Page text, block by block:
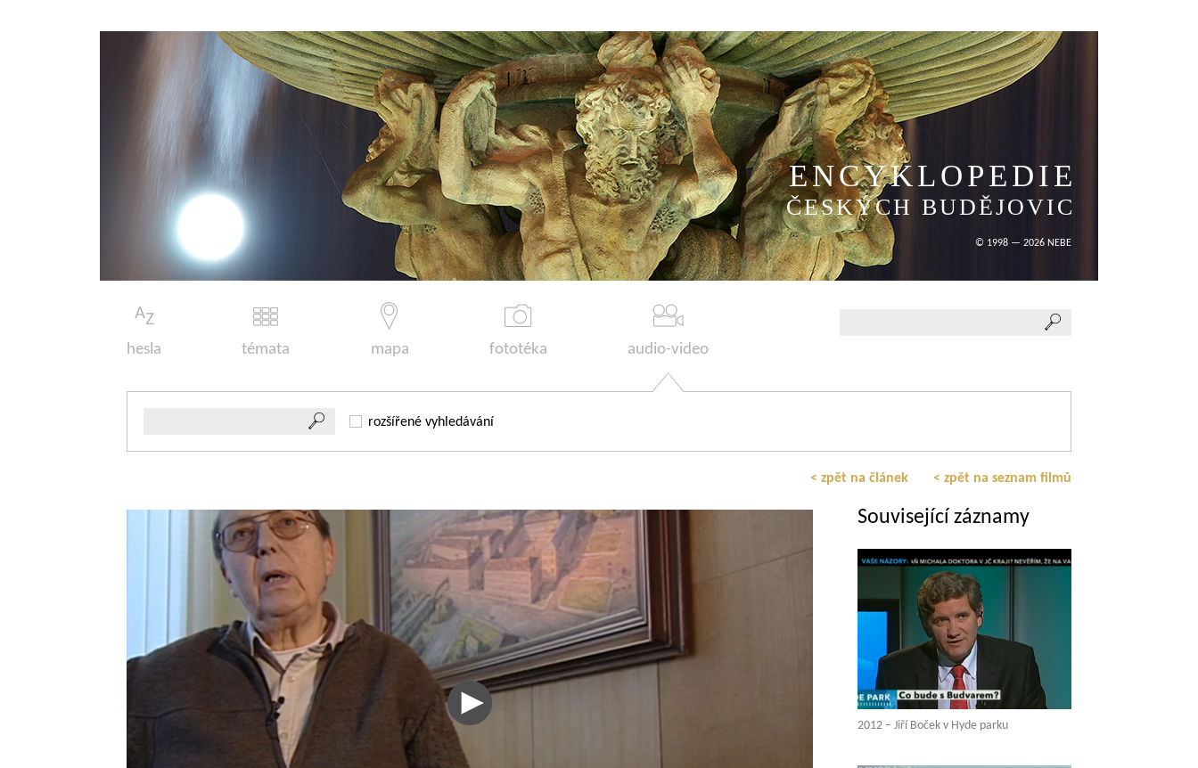
ENCYKLOPEDIE
ČESKÝCH BUDĚJOVIC
© 1998 — 2026 NEBE
hesla témata mapa fototéka audio-video
rozšířené vyhledávání
< zpět na článek < zpět na seznam filmů
Související záznamy
2012 – Jiří Boček v Hyde parku